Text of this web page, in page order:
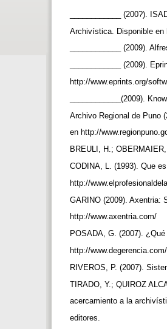
____________ (200?).
Archivística. Disponible
____________ (2009).
____________ (2009).
http://www.eprints.org/
____________(2009).
Archivo Regional de Puno
en http://
BREULI, H.;
CODINA, L. (1993). Que
http://
GARINO (2009). Axentria:
http://www.axentria.com/
POSADA, G. (2007).
http://
RIVEROS, P. (2007).
TIRADO, Y.; QUIROZ
acercamiento a la
editores.